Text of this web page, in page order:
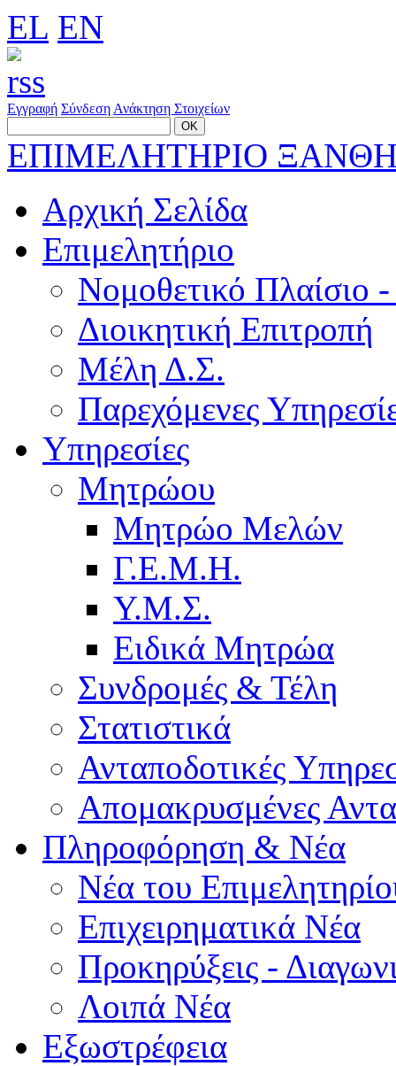
EL EN
Εγγραφή Σύνδεση Ανάκτηση Στοιχείων
ΕΠΙΜΕΛΗΤΗΡΙΟ
Αρχική Σελίδα
Επιμελητήριο
Νομοθετικό Πλαίσιο
Διοικητική Επιτροπή
Μέλη Δ.Σ.
Παρεχόμενες
Υπηρεσίες
Μητρώου
Μητρώο Μελών
Γ.Ε.Μ.Η.
Υ.Μ.Σ.
Ειδικά Μητρώα
Συνδρομές & Τέλη
Στατιστικά
Ανταποδοτικές
Απομακρυσμένες
Πληροφόρηση & Νέα
Νέα του
Επιχειρηματικά Νέα
Προκηρύξεις -
Λοιπά Νέα
Εξωστρέφεια